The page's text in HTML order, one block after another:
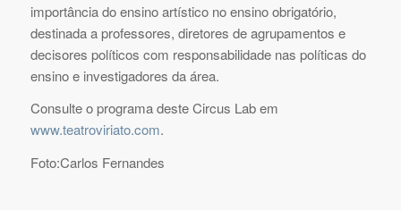
importância do ensino artístico no ensino obrigatório,
destinada a professores, diretores de agrupamentos e
decisores políticos com responsabilidade nas políticas do
ensino e investigadores da área.
Consulte o programa deste Circus Lab em
www.teatroviriato.com.
Foto:Carlos Fernandes